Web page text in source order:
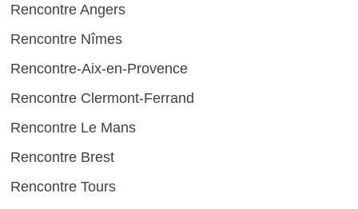
Rencontre Angers
Rencontre Nîmes
Rencontre-Aix-en-Provence
Rencontre Clermont-Ferrand
Rencontre Le Mans
Rencontre Brest
Rencontre Tours